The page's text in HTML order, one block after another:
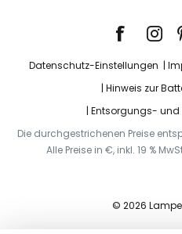
Datenschutz-Einstellungen
Hinweis zur
Entsorgungs- und
Die durchgestrichenen Preise
Alle Preise in €, inkl. 19 %
© 2026